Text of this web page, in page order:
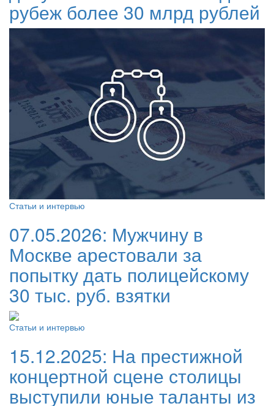
рубеж более 30 млрд рублей
Статьи и интервью
07.05.2026: Мужчину в
Москве арестовали за
попытку дать полицейскому
30 тыс. руб. взятки
Статьи и интервью
15.12.2025: На престижной
концертной сцене столицы
выступили юные таланты из